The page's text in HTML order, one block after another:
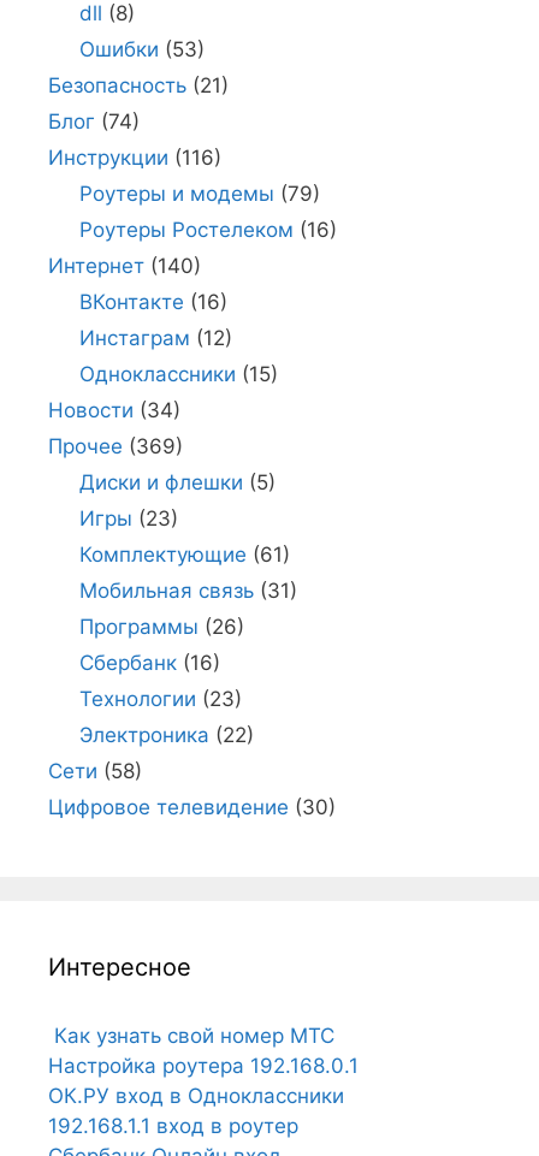
dll (8)
Ошибки (53)
Безопасность (21)
Блог (74)
Инструкции (116)
Роутеры и модемы (79)
Роутеры Ростелеком (16)
Интернет (140)
ВКонтакте (16)
Инстаграм (12)
Одноклассники (15)
Новости (34)
Прочее (369)
Диски и флешки (5)
Игры (23)
Комплектующие (61)
Мобильная связь(31)
Программы (26)
Сбербанк(16)
Технологии (23)
Электроника (22)
Сети (58)
Цифровое телевидение (30)
Интересное
Как узнать свой номер МТС
Настройка роутера 192.168.0.1
ОК.РУ вход в Одноклассники
192.168.1.1 вход в роутер